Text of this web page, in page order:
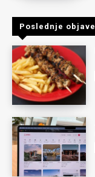
Poslednje objave